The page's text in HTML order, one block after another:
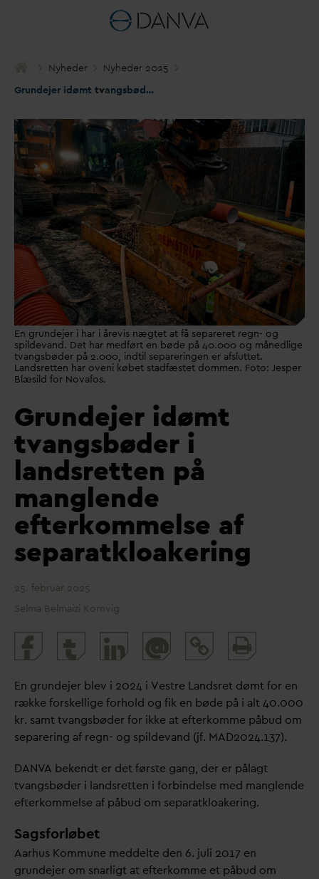
Nyheder
Nyheder 2025
Grundejer idømt tvangsbøder i landsretten på manglende efterkommelse af separatkloakering
En grundejer i har i årevis nægtet at få separeret regn- og
spildevand. Det har medført en bøde på 40.000 og månedlige
tvangsbøder på 2.000, indtil separeringen er afsluttet.
Landsretten har oveni købet stadfæstet dommen. Foto: Jesper
Blæsild for Novafos.
Grundejer idømt
tvangsbøder i
landsretten på
manglende
efterkommelse af
separatkloakering
25. februar 2025
Selma Belmaizi Kornvig
@
and
En grundejer blev i 2024 i Vestre Landsret dømt for en
række forskellige forhold og fik en bøde på i alt 40.000
kr. samt tvangsbøder for ikke at efterkomme påbud om
separering af regn- og spildevand (jf. MAD2024.137).
DANVA bekendt er det første gang, der er pålagt
tvangsbøder i landsretten i forbindelse med manglende
efterkommelse af påbud om separatkloakering.
Sagsforløbet
Aarhus Kommune meddelte den 6. juli 2017 en
grundejer om snarligt at efterkomme et påbud om